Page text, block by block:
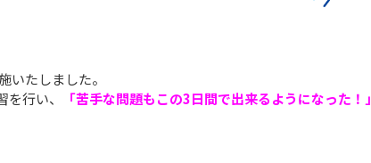
いたしました。
行い、 「苦手な問題もこの3日間で出来るようになった！」